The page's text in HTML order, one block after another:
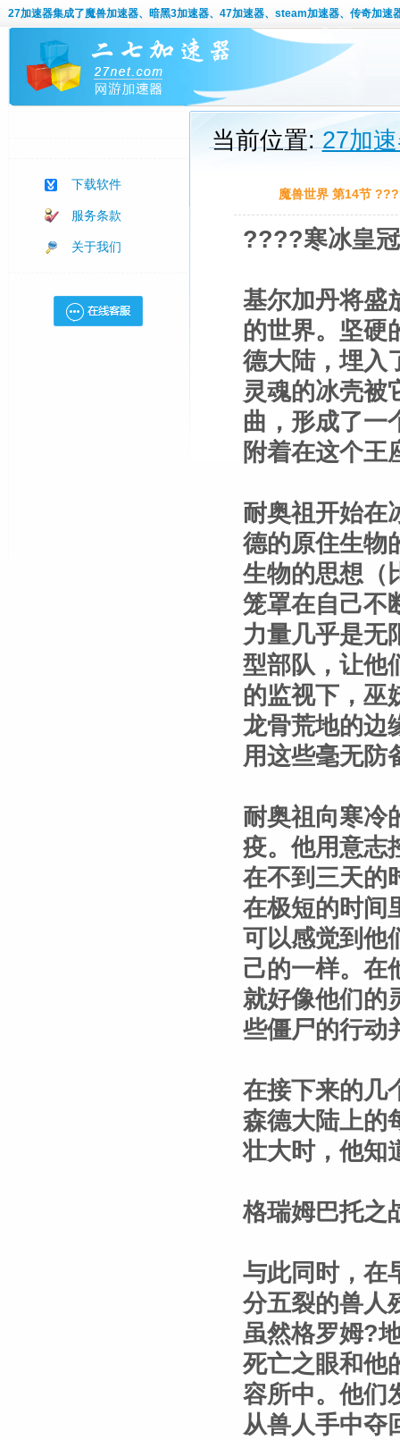
27加速器集成了魔兽加速器、暗黑3加速器、47加速器、steam加速器、传奇加速
下载软件
服务条款
关于我们
当前位置:27加
魔兽世界 第14节
????寒冰皇
基尔加丹将盛
的世界。坚硬
德大陆，埋入
灵魂的冰壳被
曲，形成了一
附着在这个王
耐奥祖开始在
德的原住生物
生物的思想（
笼罩在自己不
力量几乎是无
型部队，让他
的监视下，巫
龙骨荒地的边
用这些毫无防
耐奥祖向寒冷
疫。他用意志
在不到三天的
在极短的时间
可以感觉到他
己的一样。在
就好像他们的
些僵尸的行动
在接下来的几
森德大陆上的
壮大时，他知
格瑞姆巴托之
与此同时，在
分五裂的兽人
虽然格罗姆?
死亡之眼和他
容所中。他们
从兽人手中夺